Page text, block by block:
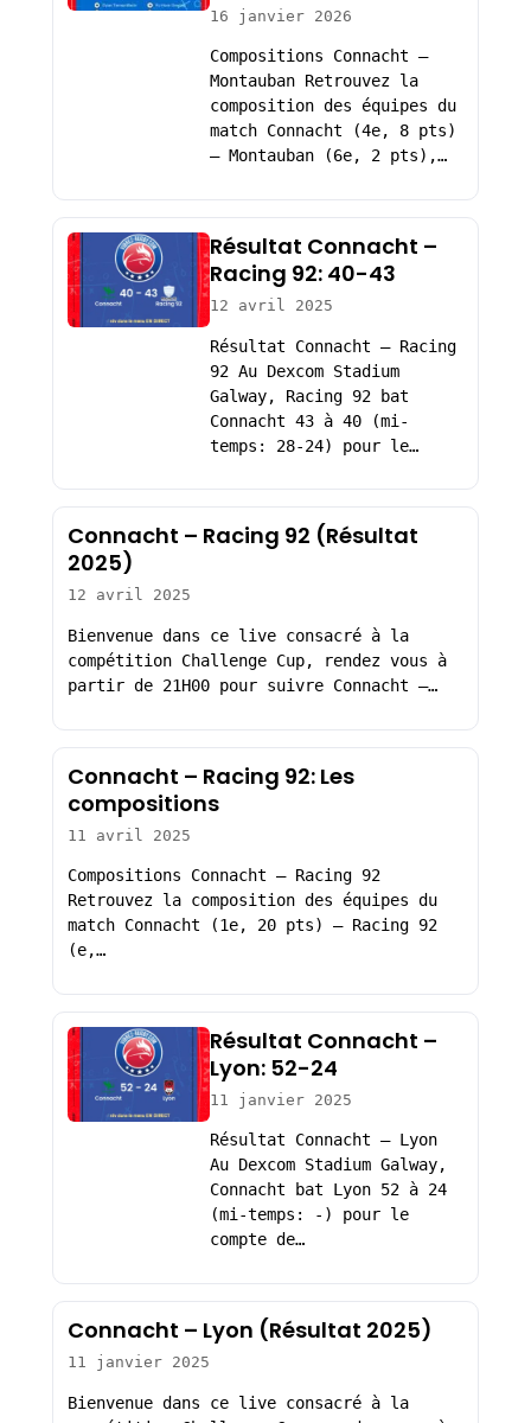
16 janvier 2026
Compositions Connacht –
Montauban Retrouvez la
composition des équipes du
match Connacht (4e, 8 pts)
– Montauban (6e, 2 pts),…
Résultat Connacht –
Racing 92: 40-43
12 avril 2025
Résultat Connacht – Racing
92 Au Dexcom Stadium
Galway, Racing 92 bat
Connacht 43 à 40 (mi-
temps: 28-24) pour le…
Connacht – Racing 92 (Résultat
2025)
12 avril 2025
Bienvenue dans ce live consacré à la
compétition Challenge Cup, rendez vous à
partir de 21H00 pour suivre Connacht –…
Connacht – Racing 92: Les
compositions
11 avril 2025
Compositions Connacht – Racing 92
Retrouvez la composition des équipes du
match Connacht (1e, 20 pts) – Racing 92
(e,…
Résultat Connacht –
Lyon: 52-24
11 janvier 2025
Résultat Connacht – Lyon
Au Dexcom Stadium Galway,
Connacht bat Lyon 52 à 24
(mi-temps: -) pour le
compte de…
Connacht – Lyon (Résultat 2025)
11 janvier 2025
Bienvenue dans ce live consacré à la